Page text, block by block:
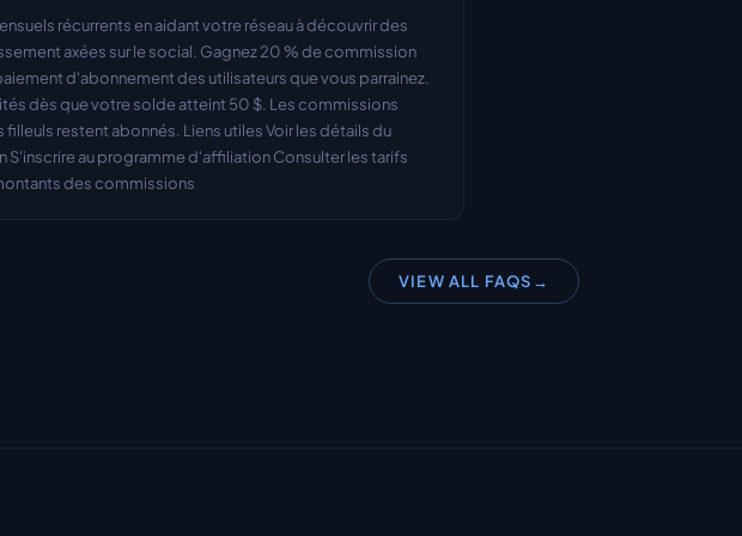
récurrents en aidant votre réseau à découvrir des
axées sur le social. Gagnez 20 % de commission
d'abonnement des utilisateurs que vous parrainez.
dès que votre solde atteint 50 $. Les commissions
restent abonnés. Liens utiles Voir les détails du
au programme d'affiliation Consulter les tarifs
des commissions
VIEW ALL FAQS →